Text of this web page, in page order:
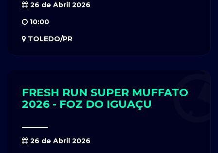
26 de Abril 2026
10:00
TOLEDO/PR
FRESH RUN SUPER MUFFATO
2026 - FOZ DO IGUAÇU
26 de Abril 2026